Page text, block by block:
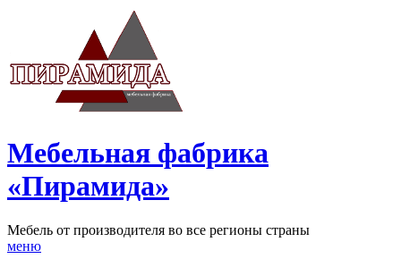
Мебельная фабрика
«Пирамида»
Мебель от производителя во все регионы страны
меню